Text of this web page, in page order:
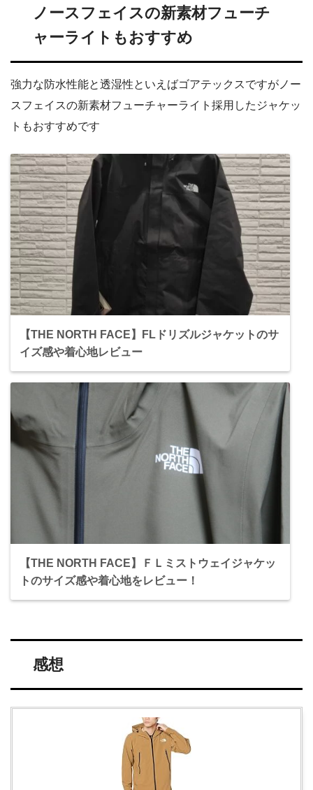
ノースフェイスの新素材フューチ
ャーライトもおすすめ
強力な防水性能と透湿性といえばゴアテックスですがノー
スフェイスの新素材フューチャーライト採用したジャケッ
トもおすすめです
【THE NORTH FACE】FLドリズルジャケットのサ
イズ感や着心地レビュー
【THE NORTH FACE】ＦＬミストウェイジャケッ
トのサイズ感や着心地をレビュー！
感想